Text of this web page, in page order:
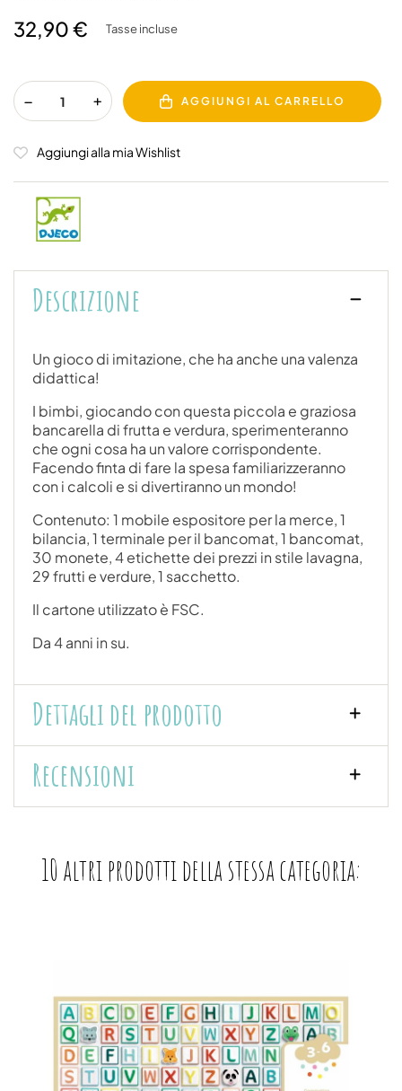
32,90 € Tasse incluse
AGGIUNGI AL CARRELLO
Aggiungi alla mia Wishlist
Descrizione
Un gioco di imitazione, che ha anche una valenza
didattica!
I bimbi, giocando con questa piccola e graziosa
bancarella di frutta e verdura, sperimenteranno
che ogni cosa ha un valore corrispondente.
Facendo finta di fare la spesa familiarizzeranno
con i calcoli e si divertiranno un mondo!
Contenuto: 1 mobile espositore per la merce, 1
bilancia, 1 terminale per il bancomat, 1 bancomat,
30 monete, 4 etichette dei prezzi in stile lavagna,
29 frutti e verdure, 1 sacchetto.
Il cartone utilizzato è FSC.
Da 4 anni in su.
Dettagli del prodotto
Recensioni
10 altri prodotti della stessa categoria: